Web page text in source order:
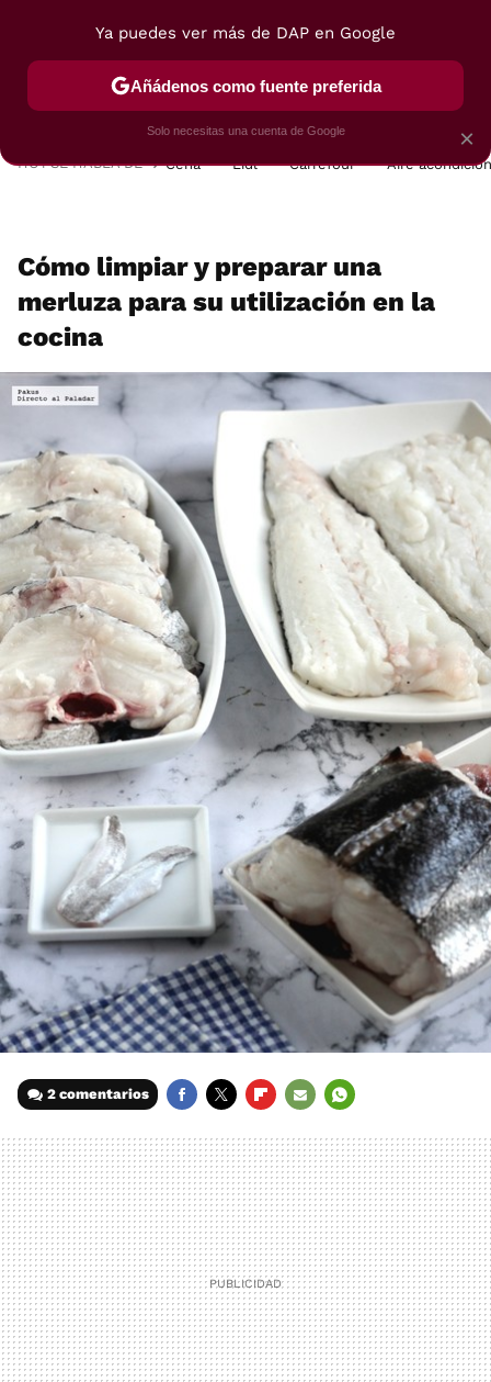
POSTRES VIAJES SELECCIÓN VEGUI
HOY SE HABLA DE Cena Lidl Carrefour Aire
Cómo limpiar y preparar una
merluza para su utilización en la
cocina
2 comentarios
MAIL
×
Ya puedes ver más de DAP en Google
Añádenos como fuente preferida
Solo necesitas una cuenta de Google